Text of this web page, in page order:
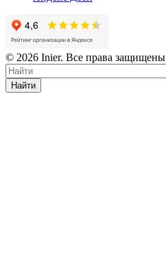
© 2026 Inier. Все права защищены
Найти